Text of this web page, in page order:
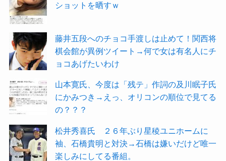
ショットを晒すｗ
藤井五段へのチョコ手渡しは止めて！関西将
棋会館が異例ツイート→何で女は有名人にチ
ョコあげたいわけ
山本寛氏、今度は「残テ」作詞の及川眠子氏
にかみつき→えっ、オリコンの順位で見てる
の？？？
松井秀喜氏 ２６年ぶり星稜ユニホームに
袖、石橋貴明と対決→石橋は嫌いだけど唯一
楽しみにしてる番組。